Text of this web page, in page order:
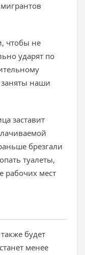
чтобы не
ударят по
заняты наши
заставит
брезгали
туалеты,
рабочих мест
также будет
менее